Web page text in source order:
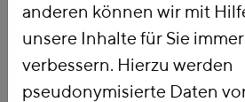
anderen können wir mit
unsere Inhalte für Sie
verbessern. Hierzu werden
pseudonymisierte Daten